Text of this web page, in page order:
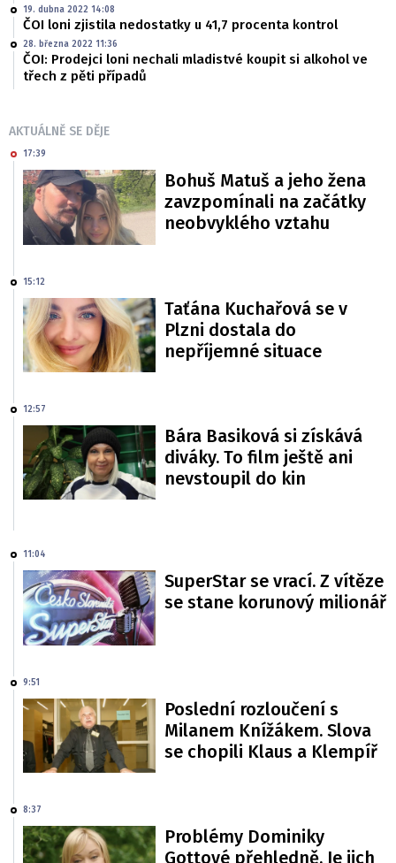
19. dubna 2022 14:08
ČOI loni zjistila nedostatky u 41,7 procenta kontrol
28. března 2022 11:36
ČOI: Prodejci loni nechali mladistvé koupit si alkohol ve
třech z pěti případů
AKTUÁLNĚ SE DĚJE
17:39
Bohuš Matuš a jeho žena
zavzpomínali na začátky
neobvyklého vztahu
15:12
Taťána Kuchařová se v
Plzni dostala do
nepříjemné situace
12:57
Bára Basiková si získává
diváky. To film ještě ani
nevstoupil do kin
11:04
SuperStar se vrací. Z vítěze
se stane korunový milionář
9:51
Poslední rozloučení s
Milanem Knížákem. Slova
se chopili Klaus a Klempíř
8:37
Problémy Dominiky
Gottové přehledně. Je jich